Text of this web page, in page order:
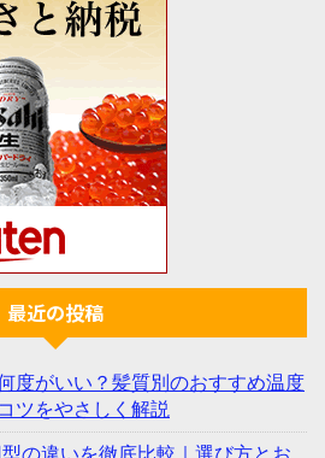
最近の投稿
度がいい？髪質別のおすすめ温度
ツをやさしく解説
の違いを徹底比較｜選び方とお